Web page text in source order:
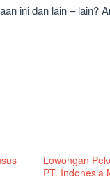
ini dan lain – lain?
Lowongan
PT. Indonesia